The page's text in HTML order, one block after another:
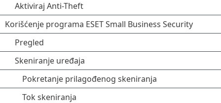
Aktiviraj Anti-Theft
Korišćenje programa ESET Small Business Security
Pregled
Skeniranje uređaja
Pokretanje prilagođenog skeniranja
Tok skeniranja